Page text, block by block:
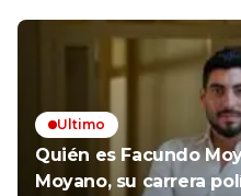
Ultimo
Quién es Facundo
Moyano, su carrera